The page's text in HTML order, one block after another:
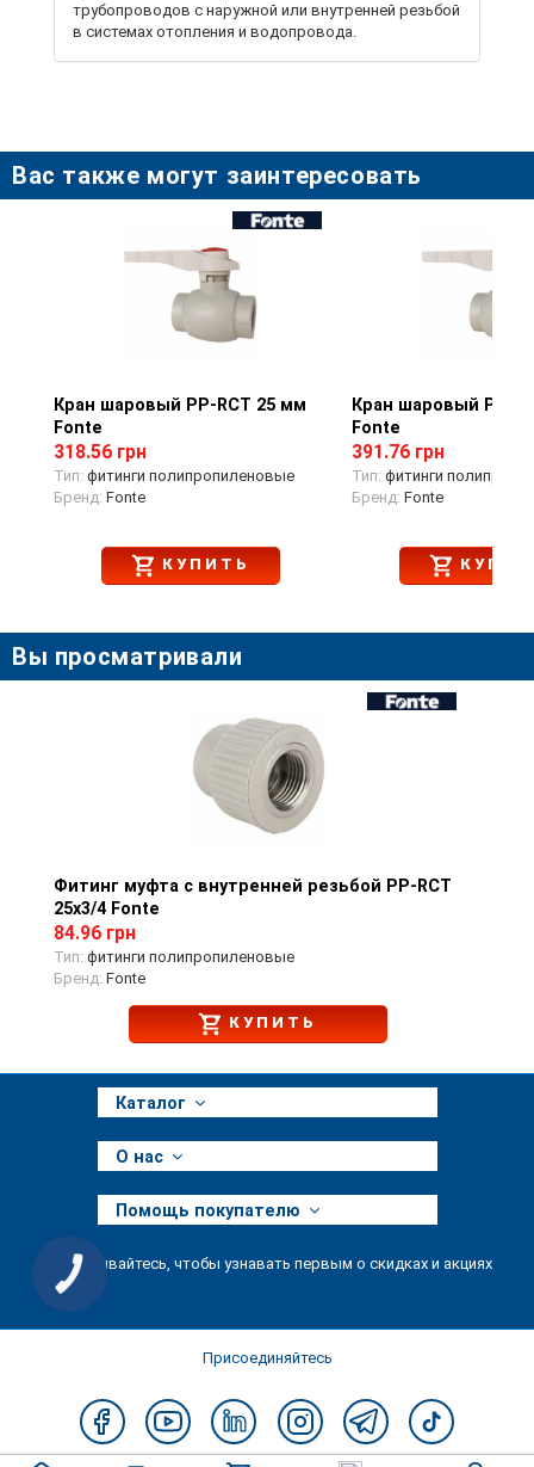
трубопроводов с наружной или внутренней резьбой
в системах отопления и водопровода.
Вас также могут заинтересовать
Просмотр товара
Кран шаровый PP-RCT 25 мм
Fonte
318.56 грн
Тип: фитинги полипропиленовые
Бренд: Fonte
КУПИТЬ
Просмотр
Кран шаровый PP-
Fonte
391.76 грн
Тип: фитинги
Бренд: Fonte
Вы просматривали
Просмотр товара
Фитинг муфта с внутренней резьбой PP-RCT
25х3/4 Fonte
84.96 грн
Тип: фитинги полипропиленовые
Бренд: Fonte
КУПИТЬ
Каталог
О нас
Помощь покупателю
Подписывайтесь, чтобы узнавать первым о скидках и акциях
Присоединяйтесь
КНОПКА
ЗВ'ЯЗКУ